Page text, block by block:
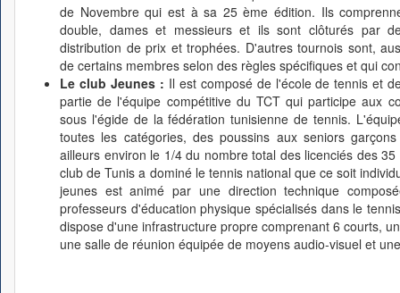
de Novembre qui est à sa 25 ème édition. Ils
double, dames et messieurs et ils sont clôturés par
distribution de prix et trophées. D'autres tournois sont,
de certains membres selon des règles spécifiques et qui
Le club Jeunes : Il est composé de l'école de tennis et
partie de l'équipe compétitive du TCT qui participe aux
sous l'égide de la fédération tunisienne de tennis.
toutes les catégories, des poussins aux seniors
ailleurs environ le 1/4 du nombre total des licenciés des
club de Tunis a dominé le tennis national que ce soit
jeunes est animé par une direction technique
professeurs d'éducation physique spécialisés dans le
dispose d'une infrastructure propre comprenant 6 courts,
une salle de réunion équipée de moyens audio-visuel et